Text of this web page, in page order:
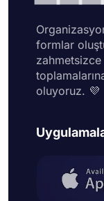
formlar
oluyoruz. 💜